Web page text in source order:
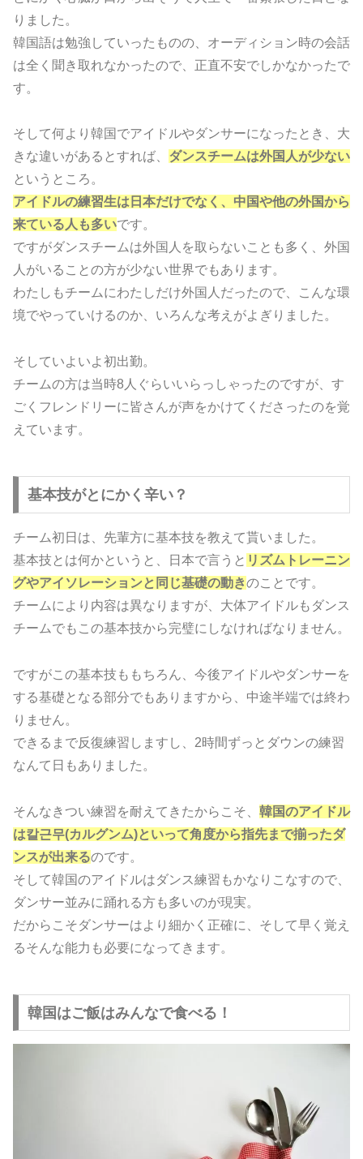
りました。
韓国語は勉強していったものの、オーディション時の会話
は全く聞き取れなかったので、正直不安でしかなかったで
す。
そして何より韓国でアイドルやダンサーになったとき、大
きな違いがあるとすれば、
ダンスチームは外国人が少ない
というところ。
アイドルの練習生は日本だけでなく、中国や他の外国から
来ている人も多いです。
ですがダンスチームは外国人を取らないことも多く、外国
人がいることの方が少ない世界でもあります。
わたしもチームにわたしだけ外国人だったので、こんな環
境でやっていけるのか、いろんな考えがよぎりました。
そしていよいよ初出勤。
チームの方は当時8人ぐらいいらっしゃったのですが、す
ごくフレンドリーに皆さんが声をかけてくださったのを覚
えています。
基本技がとにかく辛い？
チーム初日は、先輩方に基本技を教えて貰いました。
基本技とは何かというと、日本で言うと リズムトレーニン
グやアイソレーションと同じ基礎の動きのことです。
チームにより内容は異なりますが、大体アイドルもダンス
チームでもこの基本技から完璧にしなければなりません。
ですがこの基本技ももちろん、今後アイドルやダンサーを
する基礎となる部分でもありますから、中途半端では終わ
りません。
できるまで反復練習しますし、2時間ずっとダウンの練習
なんて日もありました。
そんなきつい練習を耐えてきたからこそ、 韓国のアイドル
は칼근무(カルグンム)といって角度から指先まで揃ったダ
ンスが出来るのです。
そして韓国のアイドルはダンス練習もかなりこなすので、
ダンサー並みに踊れる方も多いのが現実。
だからこそダンサーはより細かく正確に、そして早く覚え
るそんな能力も必要になってきます。
韓国はご飯はみんなで食べる！